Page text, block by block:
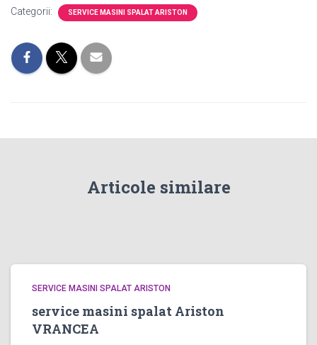
Categorii: SERVICE MASINI SPALAT ARISTON
Articole similare
SERVICE MASINI SPALAT ARISTON
service masini spalat Ariston
VRANCEA